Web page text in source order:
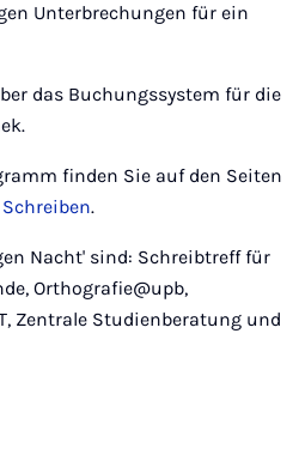
Unterbrechungen für ein
das Buchungssystem für die
finden Sie auf den Seiten
.
Nacht' sind: Schreibtreff für
Orthografie@upb,
Zentrale Studienberatung und